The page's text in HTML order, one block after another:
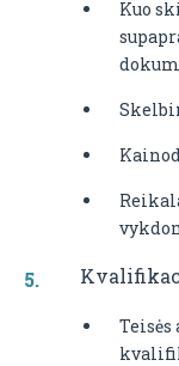
Kuo